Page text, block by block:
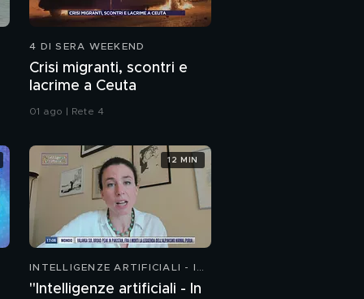
4 DI SERA WEEKEND
Crisi migranti, scontri e
lacrime a Ceuta
01 ago | Rete 4
INTELLIGENZE ARTIFICIALI - IN
"Intelligenze artificiali - In
12 MIN